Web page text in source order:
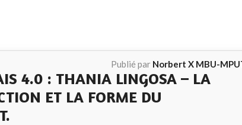
Publié par Norbert X MBU-
4.0 : THANIA LINGOSA – LA
ET LA FORME DU